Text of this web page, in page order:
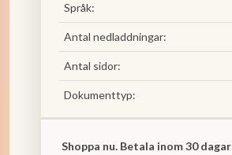
Språk:
Antal nedladdningar:
Antal sidor:
Dokumenttyp:
Shoppa nu. Betala inom 30 dagar